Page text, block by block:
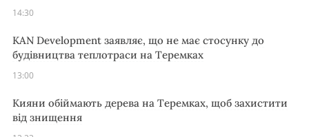
14:30
KAN Development заявляє, що не має стосунку до
будівництва теплотраси на Теремках
13:00
Кияни обіймають дерева на Теремках, щоб захистити
від знищення